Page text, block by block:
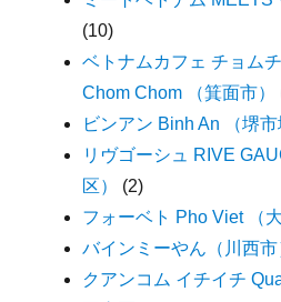
(10)
ベトナムカフェ チョム
Chom Chom （箕面市）
ビンアン Binh An （堺市
リヴゴーシュ RIVE
区）
(2)
フォーベト Pho Viet （
バインミーやん（川西市
クアンコム イチイチ